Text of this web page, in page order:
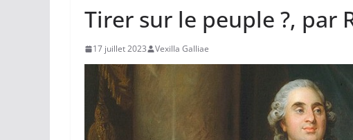
Tirer sur le peuple ?, par
17 juillet 2023 Vexilla Galliae